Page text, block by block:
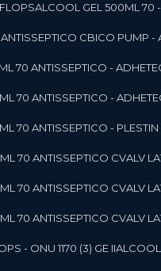
ALCOOL GEL 500ML
CBICO PUMP -
70 ANTISSEPTICO -
70 ANTISSEPTICO -
70 ANTISSEPTICO -
70 ANTISSEPTICO CVALV
70 ANTISSEPTICO CVALV
70 ANTISSEPTICO CVALV
- ONU 1170 (3) GE II